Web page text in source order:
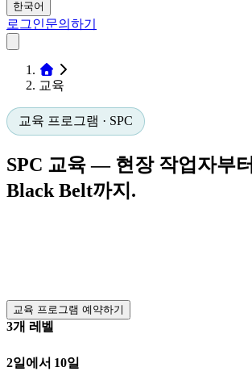
한국어
로그인문의하기
교육
교육 프로그램 · SPC
SPC 교육 — 현장 작업자부터
Black Belt까지.
교육 프로그램 예약하기
3개 레벨
2일에서 10일